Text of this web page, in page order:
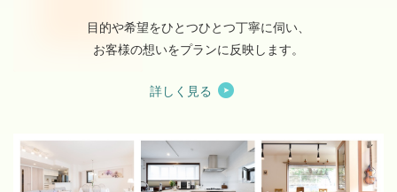
目的や希望をひとつひとつ丁寧に伺い、
お客様の想いをプランに反映します。
詳しく見る